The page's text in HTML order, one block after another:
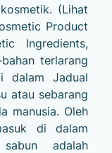
(Lihat
Product
Ingredients,
terlarang
dalam Jadual
atau sebarang
manusia. Oleh
di dalam
adalah